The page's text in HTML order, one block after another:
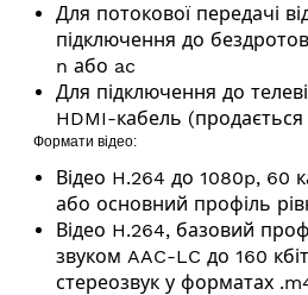
Для потокової передачі
підключення до
n або ac
Для підключення до
HDMI-кабель
Формати відео:
Відео H.264 до 1080p, 60
або основний профіль
Відео H.264, базовий
звуком AAC-LC до 160
стереозвук у форматах